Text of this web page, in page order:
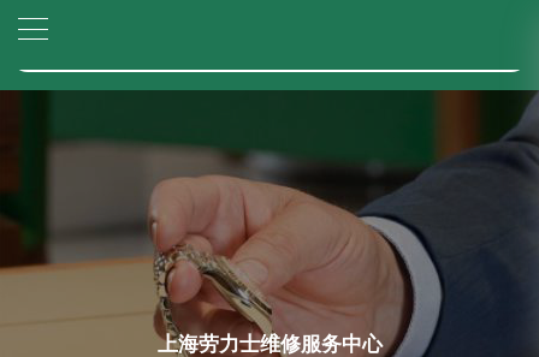
上海市黄浦区南京东路299号宏伊国际广场写字楼8层806室劳力士售后服务中心（需提前预约）
节假日正常营业！
上海劳力士维修服务中心